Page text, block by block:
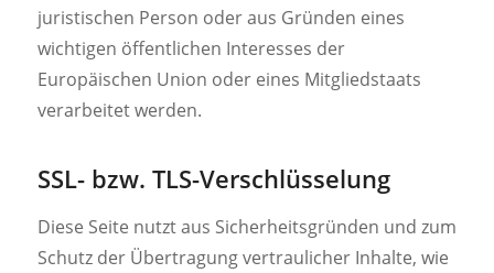
juristischen Person oder aus Gründen eines
wichtigen öffentlichen Interesses der
Europäischen Union oder eines Mitgliedstaats
verarbeitet werden.
SSL- bzw. TLS-Verschlüsselung
Diese Seite nutzt aus Sicherheitsgründen und zum
Schutz der Übertragung vertraulicher Inhalte, wie